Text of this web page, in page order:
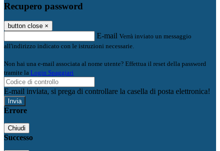
Recupero password
button close ×
E-mail Verrà inviato un messaggio
all'indirizzo indicato con le istruzioni necessarie.
Non hai una e-mail associata al nome utente? Effettua il reset della password
tramite la Login Spaggiari
E-mail inviata, si prega di controllare la casella di posta elettronica!
Errore
Chiudi
Successo